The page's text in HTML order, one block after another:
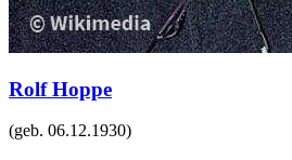
Rolf Hoppe
(geb. 06.12.1930)